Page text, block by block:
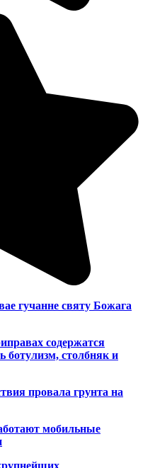
гучанне святу Божага
содержатся
ботулизм, столбняк и
провала грунта на
мобильные